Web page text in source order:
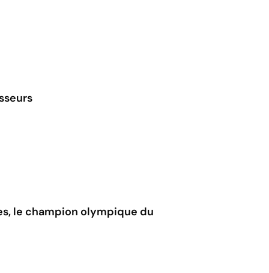
le champion olympique du